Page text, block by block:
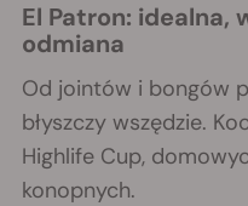
El Patron: idealna, wszechstronna
odmiana
Od jointów i bongów
błyszczy wszędzie.
Highlife Cup,
konopnych.